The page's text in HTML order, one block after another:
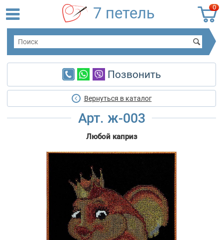
0
7 петель
Позвонить
Вернуться в каталог
Арт. ж-003
Любой каприз